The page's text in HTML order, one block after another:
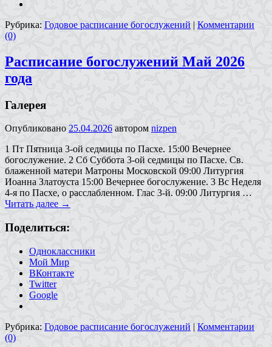
Рубрика: Годовое расписание богослужений | Комментарии
(0)
Расписание богослужений Май 2026
года
Галерея
Опубликовано25.04.2026 автором nizpen
1 Пт Пятница 3-ой седмицы по Пасхе. 15:00 Вечернее
богослужение. 2 Сб Суббота 3-ой седмицы по Пасхе. Св.
блаженной матери Матроны Московской 09:00 Литургия
Иоанна Златоуста 15:00 Вечернее богослужение. 3 Вс Неделя
4-я по Пасхе, о расслабленном. Глас 3-й. 09:00 Литургия …
Читать далее →
Поделиться:
Одноклассники
Мой Мир
ВКонтакте
Twitter
Google
Рубрика: Годовое расписание богослужений | Комментарии
(0)